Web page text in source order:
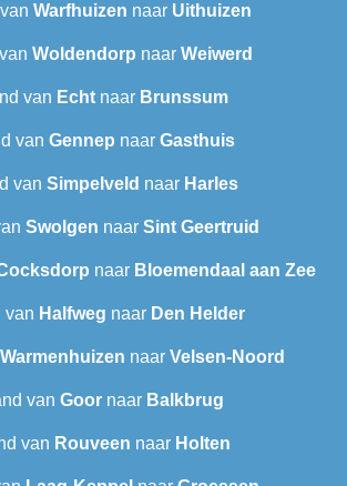
Warfhuizen naar Uithuizen
Woldendorp naar Weiwerd
van Echtnaar Brunssum
van Gennep naar Gasthuis
van Simpelveld naar Harles
Swolgen naar Sint Geertruid
naar Bloemendaal aan Zee
van Halfweg naar Den Helder
Warmenhuizen naar Velsen-Noord
van Goor naar Balkbrug
van Rouveen naar Holten